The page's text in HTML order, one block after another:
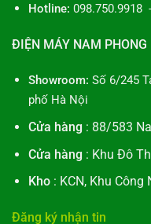
Hotline: 098.750.9918
ĐIỆN MÁY NAM PHONG
Showroom: Số 6/245
phố Hà Nội
Cửa hàng : 88/583
Cửa hàng : Khu Đô
Kho: KCN, Khu Công
Đăng ký nhận tin